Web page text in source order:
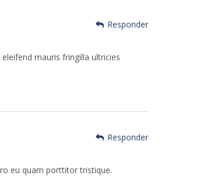
mauris fringilla ultricies
Responder
eu quam porttitor tristique.
Responder